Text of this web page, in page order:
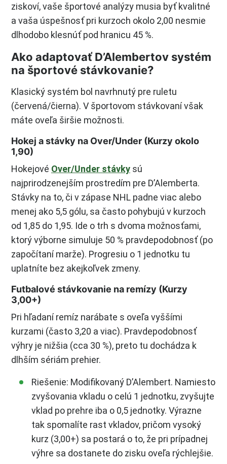
ziskoví, vaše športové analýzy musia byť kvalitné
a vaša úspešnosť pri kurzoch okolo 2,00 nesmie
dlhodobo klesnúť pod hranicu 45 %.
Ako adaptovať D’Alembertov systém
na športové stávkovanie?
Klasický systém bol navrhnutý pre ruletu
(červená/čierna). V športovom stávkovaní však
máte oveľa širšie možnosti.
Hokej a stávky na Over/Under (Kurzy okolo
1,90)
Hokejové Over/Under stávky sú
najprirodzenejším prostredím pre D’Alemberta.
Stávky na to, či v zápase NHL padne viac alebo
menej ako 5,5 gólu, sa často pohybujú v kurzoch
od 1,85 do 1,95. Ide o trh s dvoma možnosťami,
ktorý výborne simuluje 50 % pravdepodobnosť (po
započítaní marže). Progresiu o 1 jednotku tu
uplatníte bez akejkoľvek zmeny.
Futbalové stávkovanie na remízy (Kurzy
3,00+)
Pri hľadaní remíz narábate s oveľa vyššími
kurzami (často 3,20 a viac). Pravdepodobnosť
výhry je nižšia (cca 30 %), preto tu dochádza k
dlhším sériám prehier.
Riešenie: Modifikovaný D’Alembert. Namiesto
zvyšovania vkladu o celú 1 jednotku, zvyšujte
vklad po prehre iba o 0,5 jednotky. Výrazne
tak spomalíte rast vkladov, pričom vysoký
kurz (3,00+) sa postará o to, že pri prípadnej
výhre sa dostanete do zisku oveľa rýchlejšie.